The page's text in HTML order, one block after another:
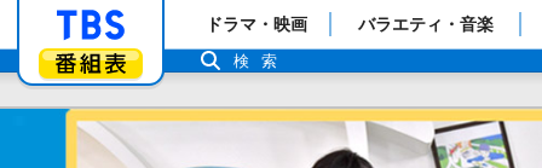
「TBSテレビ」トップページ
番組表
ドラマ・映画 バラエティ・音楽
検索